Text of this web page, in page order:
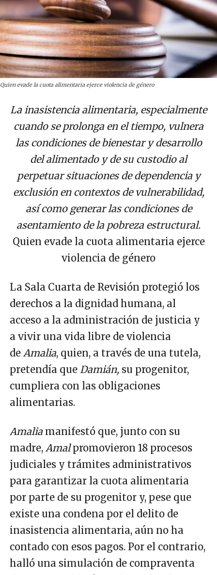
Quien evade la cuota alimentaria ejerce violencia de género
La inasistencia alimentaria, especialmente
cuando se prolonga en el tiempo, vulnera
las condiciones de bienestar y desarrollo
del alimentado y de su custodio al
perpetuar situaciones de dependencia y
exclusión en contextos de vulnerabilidad,
así como generar las condiciones de
asentamiento de la pobreza estructural.
Quien evade la cuota alimentaria ejerce
violencia de género
La Sala Cuarta de Revisión protegió los
derechos a la dignidad humana, al
acceso a la administración de justicia y
a vivir una vida libre de violencia
de Amalia, quien, a través de una tutela,
pretendía que Damián, su progenitor,
cumpliera con las obligaciones
alimentarias.
Amaliamanifestó que, junto con su
madre, Amalpromovieron 18 procesos
judiciales y trámites administrativos
para garantizar la cuota alimentaria
por parte de su progenitor y, pese que
existe una condena por el delito de
inasistencia alimentaria, aún no ha
contado con esos pagos. Por el contrario,
halló una simulación de compraventa